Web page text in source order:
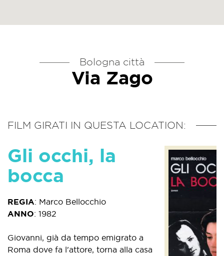
Bologna città
Via Zago
FILM GIRATI IN QUESTA LOCATION:
Gli occhi, la
bocca
REGIA: Marco Bellocchio
ANNO: 1982
Giovanni, già da tempo emigrato a
Roma dove fa l'attore, torna alla casa